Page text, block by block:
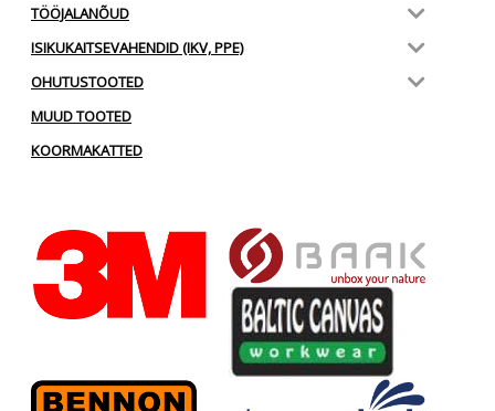
TÖÖJALANÕUD
ISIKUKAITSEVAHENDID (IKV, PPE)
OHUTUSTOOTED
MUUD TOOTED
KOORMAKATTED